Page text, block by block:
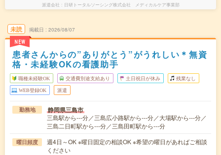
派遣会社 日研トータルソーシング株式会社 メディカルケア事業部
未読
NEW
掲載日 2026/08/07
患者さんからの”ありがとう”がうれしい＊無資
格・未経験OKの看護助手
職種未経験OK 交通費別途支給あり 土日祝日が休み 残業なし
WEB登録OK 派遣
勤務地 静岡県三島市
三島駅から---分／三島広小路駅から---分／大場駅から---分／
三島二日町駅から---分／三島田町駅から---分
曜日頻度
週4日～OK ※曜日固定の相談OK ※希望の曜日があればご相談
ください